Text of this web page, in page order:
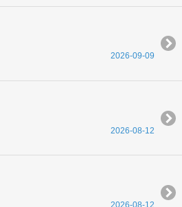
2026-09-09
2026-08-12
2026-08-12